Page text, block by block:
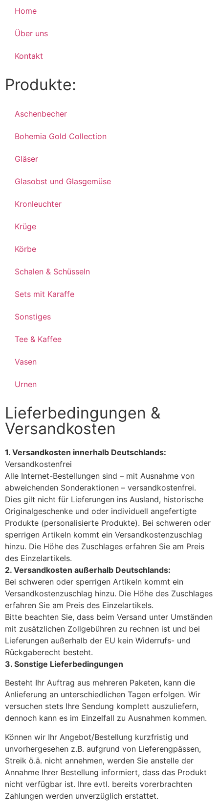
Home
Über uns
Kontakt
Produkte:
Aschenbecher
Bohemia Gold Collection
Gläser
Glasobst und Glasgemüse
Kronleuchter
Krüge
Körbe
Schalen & Schüsseln
Sets mit Karaffe
Sonstiges
Tee & Kaffee
Vasen
Urnen
Lieferbedingungen &
Versandkosten
1. Versandkosten innerhalb Deutschlands:
Versandkostenfrei
Alle Internet-Bestellungen sind – mit Ausnahme von
abweichenden Sonderaktionen – versandkostenfrei.
Dies gilt nicht für Lieferungen ins Ausland, historische
Originalgeschenke und oder individuell angefertigte
Produkte (personalisierte Produkte). Bei schweren oder
sperrigen Artikeln kommt ein Versandkostenzuschlag
hinzu. Die Höhe des Zuschlages erfahren Sie am Preis
des Einzelartikels.
2. Versandkosten außerhalb Deutschlands:
Bei schweren oder sperrigen Artikeln kommt ein
Versandkostenzuschlag hinzu. Die Höhe des Zuschlages
erfahren Sie am Preis des Einzelartikels.
Bitte beachten Sie, dass beim Versand unter Umständen
mit zusätzlichen Zollgebühren zu rechnen ist und bei
Lieferungen außerhalb der EU kein Widerrufs- und
Rückgaberecht besteht.
3. Sonstige Lieferbedingungen
Besteht Ihr Auftrag aus mehreren Paketen, kann die
Anlieferung an unterschiedlichen Tagen erfolgen. Wir
versuchen stets Ihre Sendung komplett auszuliefern,
dennoch kann es im Einzelfall zu Ausnahmen kommen.
Können wir Ihr Angebot/Bestellung kurzfristig und
unvorhergesehen z.B. aufgrund von Lieferengpässen,
Streik ö.ä. nicht annehmen, werden Sie anstelle der
Annahme Ihrer Bestellung informiert, dass das Produkt
nicht verfügbar ist. Ihre evtl. bereits vorerbrachten
Zahlungen werden unverzüglich erstattet.